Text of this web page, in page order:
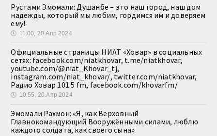
Рустами Эмомали: Душанбе – это наш город, наш дом
надежды, который мы любим, гордимся им и доверяем
ему!
🕔 11:00, 20.Апр 2024
Официальные страницы НИАТ «Ховар» в социальных
сетях: facebook.com/niatkhovar, t.me/niatkhovar,
youtube.com/@niat_Khovar_tj,
instagram.com/niat_khovar/, twitter.com/niatkhovar,
Радио Ховар 101.5 fm, facebook.com/khovarfm/
🕔 10:55, 20.Апр 2024
Эмомали Рахмон: «Я, как Верховный
Главнокомандующий Вооружёнными силами, люблю
каждого солдата, как своего сына»